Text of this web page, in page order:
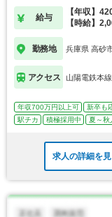
給与
【年収】
【時給】
勤務地 兵庫県 高砂
アクセス 山陽電鉄本
年収700万円以上可 新卒も
駅チカ
積極採用中 夏～秋
求人の詳細を